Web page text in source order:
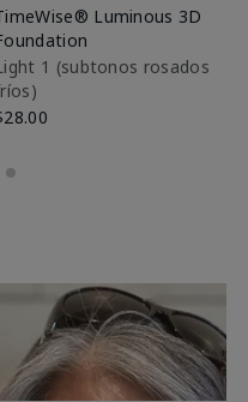
Luminous 3D
1​ (subtonos rosados